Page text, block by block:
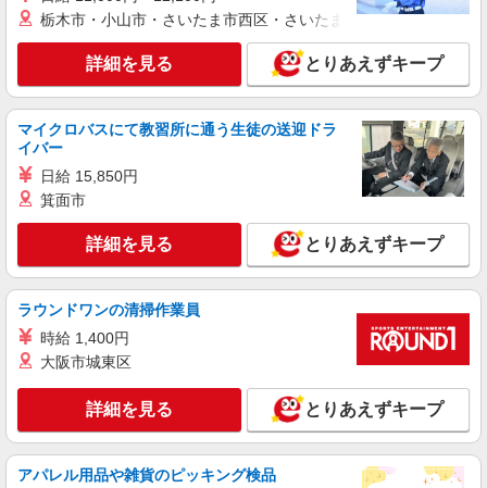
派遣社員
センター南駅★グループホームで夜勤専従★日
払いOK★履歴書不要
時給1600円〜2250円 ＜日払い有/週払い有/交
通費全支給(ガソリン代含む)＞
横浜市都筑区 センター南駅スグ
職業紹介
株式会社kotrio /●YK-S-2098441
≪仲町台駅≫高月給24万〜/賞与年2回｜就労支
30,000円 ・役職手当：10,000〜70,000円 ・処遇改
善手当：20,000〜60,000円（勤続年数、保有資格
により変動） ・固定残業手当：20,000円（10時
間） ※固定残業時間を超過する場合には超過勤務
手当として別途支給 ・夜勤手当：10,000円/1回
神奈川県横浜市都筑区
キープ 詳細を見る
栃木市・小山市・さいたま市西区・さいたま市岩槻区・久喜市・
詳細を見る とりあえずキープ
マイクロバスにて教習所に通う生徒の送迎ドラ
イバー
日給 15,850円
箕面市
詳細を見る とりあえずキープ
ラウンドワンの清掃作業員
時給 1,400円
大阪市城東区
詳細を見る とりあえずキープ
アパレル用品や雑貨のピッキング検品